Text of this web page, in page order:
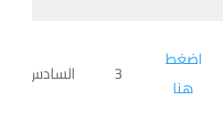
اضغط
هنا
3 السادس